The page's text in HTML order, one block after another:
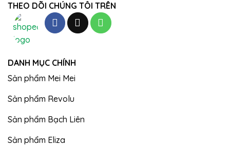
THEO DÕI CHÚNG TÔI TRÊN
DANH MỤC CHÍNH
Sản phẩm Mei Mei
Sản phẩm Revolu
Sản phẩm Bạch Liên
Sản phẩm Eliza